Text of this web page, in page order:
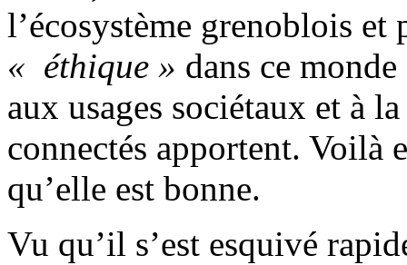
l’écosystème grenoblois et
« éthique » dans ce
aux usages sociétaux et à
connectés apportent. Voilà
qu’elle est bonne.
Vu qu’il s’est esquivé